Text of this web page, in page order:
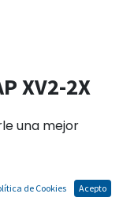
XV2-2X
una mejor
de Cookies Acepto